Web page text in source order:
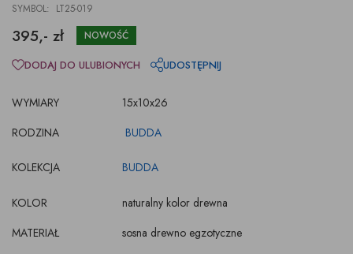
SYMBOL: LT25-019
395,- zł NOWOŚĆ
WYMIARY
15x10x26
RODZINA
BUDDA
KOLEKCJA BUDDA
KOLOR
naturalny kolor drewna
MATERIAŁ
sosna drewno egzotyczne
DODAJ DO ULUBIONYCH UDOSTĘPNIJ